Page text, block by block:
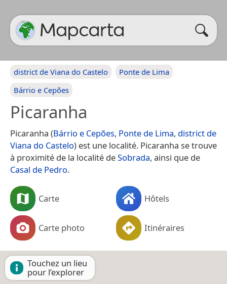
district de Viana do Castelo
Ponte de Lima
Bárrio e Cepões
Picaranha
Picaranha (Bárrio e Cepões, Ponte de Lima, district de
Viana do Castelo) est une localité. Picaranha se trouve
à proximité de la localité deSobrada, ainsi que de
Casal de Pedro.
Carte Hôtels
Carte photo Itinéraires
Touchez un lieu
pour l’explorer